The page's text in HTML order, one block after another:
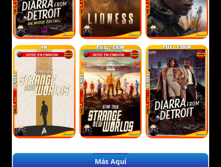
Más Aquí